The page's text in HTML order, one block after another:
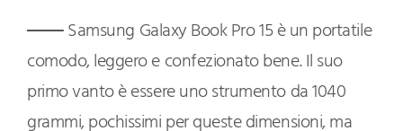
Samsung Galaxy Book Pro 15 è un portatile
comodo, leggero e confezionato bene. Il suo
primo vanto è essere uno strumento da 1040
grammi, pochissimi per queste dimensioni, ma